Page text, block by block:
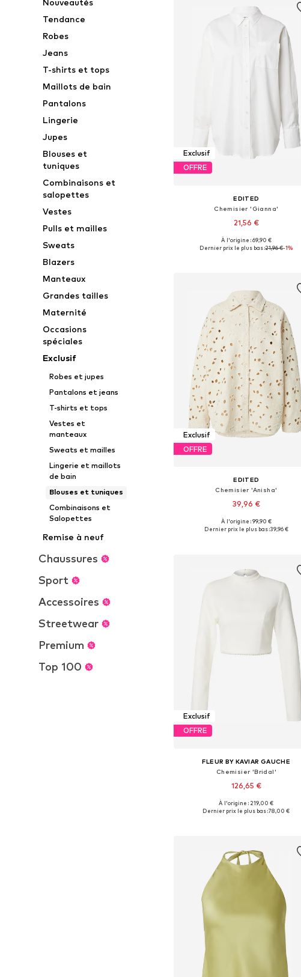
Nouveautés
Tendance
Robes
Jeans
T-shirts et tops
Maillots de bain
Pantalons
Lingerie
Jupes
Blouses et
tuniques
Combinaisons et
salopettes
Vestes
Pulls et mailles
Sweats
Blazers
Manteaux
Grandes tailles
Maternité
Occasions
spéciales
Exclusif
Robes et jupes
Pantalons et jeans
T-shirts et tops
Vestes et
manteaux
Sweats et mailles
Lingerie et maillots
de bain
Blouses et tuniques
Combinaisons et
Salopettes
Remise à neuf
Chaussures
Sport
Accessoires
Streetwear
Premium
Top 100
Exclusif
OFFRE
EDITED
Chemisier 'Gianna'
21,56 €
Tailles disponibles: XS, S, M, L
À l'origine : 69,90 €
Dernier prix le plus bas :21,96 €-1%
Exclusif
OFFRE
EDITED
Chemisier 'Anisha'
39,96 €
Tailles disponibles: XS, S, M, L
À l'origine : 99,90 €
Dernier prix le plus bas :39,96 €
Exclusif
OFFRE
FLEUR BY KAVIAR GAUCHE
Chemisier 'Bridal'
126,65 €
Tailles disponibles: XS, S, M, XL, XXL
À l'origine : 219,00 €
Dernier prix le plus bas :78,00 €